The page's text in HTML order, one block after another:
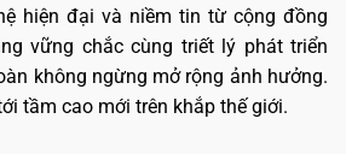
hiện đại và niềm tin từ cộng đồng
vững chắc cùng triết lý phát triển
không ngừng mở rộng ảnh hưởng.
tầm cao mới trên khắp thế giới.